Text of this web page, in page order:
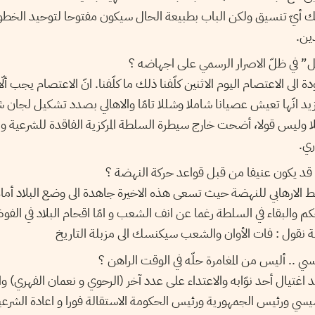
أيّ تنسيق ولكن الباب بطبيعة الحال سيكون مفتوحا لتوحيد
في ظلّ الاصرار الرسمي على اجهاضه ؟
الاعتصام اليوم الاثنين كلّفنا ذلك ما كلّفنا. انّ الاعتصام يجب
انّها تعيش عصيانا شاملا وشللا تامّا والاهالي بصدد تشكيل لجان
وليس قولا، أضحت خارج سيطرة السلطة المركزية الفاقدة للشرعية
قد يكون عنيفا من قبل قواعد حركة النهضة ؟
للنهضة حيث تسعى هذه الاخيرة جاهدة الى وضع البلاد
والبقاء في السلطة رغما عن انف الشعب و امّا اقحام البلاد في
نقول : فات الأوان والشعب سيكنسك الى مزبلة التاريخ
.. أليس من المغامرة حلّه في الوقت الراهن ؟
اغتيال أحد نوّابه والاعتداء على عدد آخر (الرحوي و نعمان الفهري)
ورئيس الجمهورية ورئيس الحكومة الاستقالة فورا و اعادة